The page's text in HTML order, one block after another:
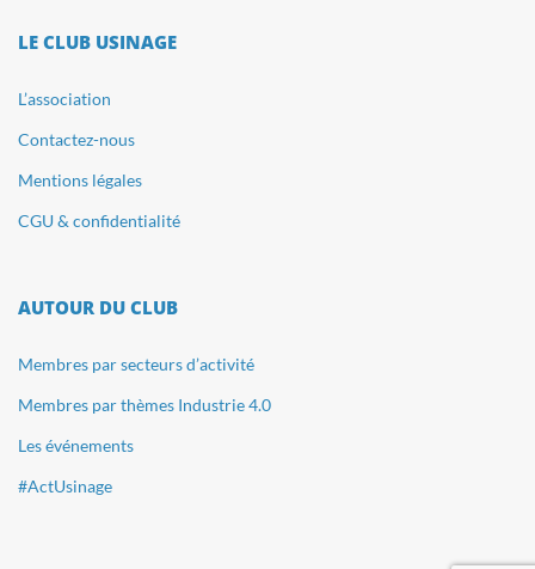
LE CLUB USINAGE
L’association
Contactez-nous
Mentions légales
CGU & confidentialité
AUTOUR DU CLUB
Membres par secteurs d’activité
Membres par thèmes Industrie 4.0
Les événements
#ActUsinage